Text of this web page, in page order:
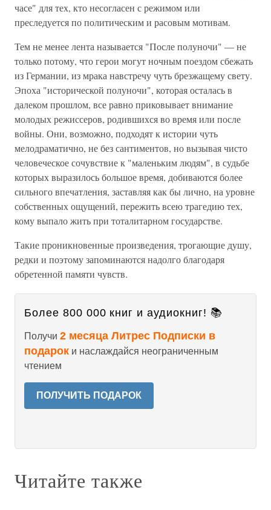
часе" для тех, кто несогласен с режимом или
преследуется по политическим и расовым мотивам.
Тем не менее лента называется "После полуночи" — не
только потому, что герои могут ночным поездом сбежать
из Германии, из мрака навстречу чуть брезжащему свету.
Эпоха "исторической полуночи", которая осталась в
далеком прошлом, все равно приковывает внимание
молодых режиссеров, родившихся во время или после
войны. Они, возможно, подходят к истории чуть
мелодраматично, не без сантиментов, но вызывая чисто
человеческое сочувствие к "маленьким людям", в судьбе
которых выразилось большое время, добиваются более
сильного впечатления, заставляя как бы лично, на уровне
собственных ощущений, пережить всею трагедию тех,
кому выпало жить при тоталитарном государстве.
Такие проникновенные произведения, трогающие душу,
редки и поэтому запоминаются надолго благодаря
обретенной памяти чувств.
Более 800 000 книг и аудиокниг! 📚
Получи 2 месяца Литрес Подписки в
подарок и наслаждайся неограниченным
чтением
ПОЛУЧИТЬ ПОДАРОК
Читайте также